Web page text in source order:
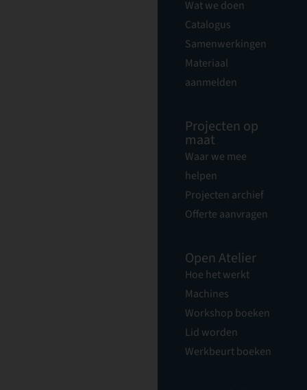
Wat we doen
Catalogus
Samenwerkingen
Materiaal
aanmelden
Projecten op
maat
Waar we mee
helpen
Projecten archief
Offerte aanvragen
Open Atelier
Hoe het werkt
Machines
Workshop boeken
Lid worden
Werkbeurt boeken